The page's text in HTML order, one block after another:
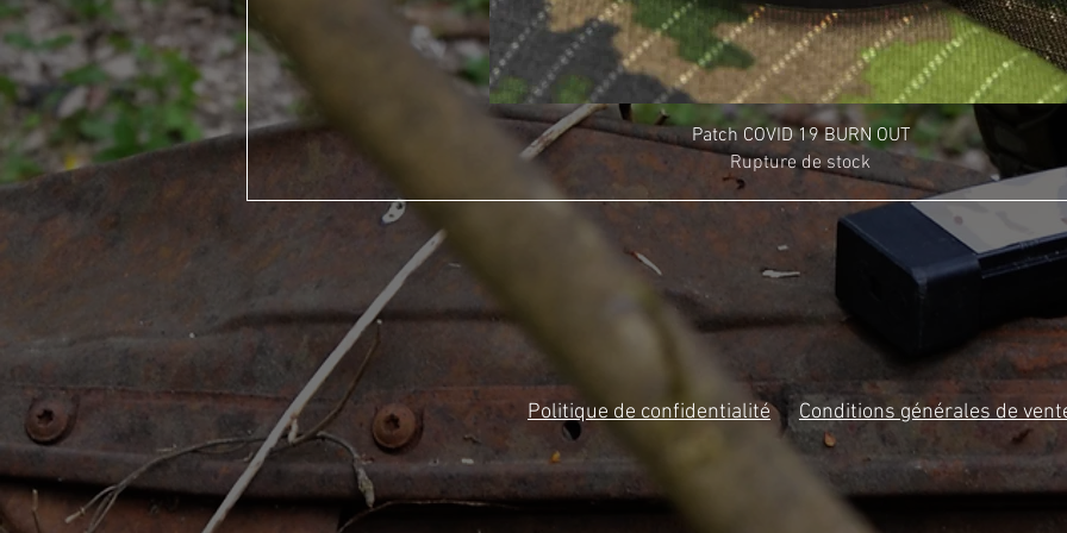
Patch COVID 19 BURN OUT
Rupture de stock
Politique de confidentialité Conditions générales de